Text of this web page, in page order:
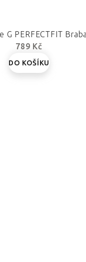
G PERFECTFIT
789 Kč
DO KOŠÍKU